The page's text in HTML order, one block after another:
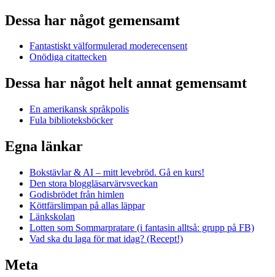
Dessa har något gemensamt
Fantastiskt välformulerad moderecensent
Onödiga citattecken
Dessa har något helt annat gemensamt
En amerikansk språkpolis
Fula biblioteksböcker
Egna länkar
Bokstävlar & AI – mitt levebröd. Gå en kurs!
Den stora bloggläsarvärvsveckan
Godisbrödet från himlen
Köttfärslimpan på allas läppar
Länkskolan
Lotten som Sommarpratare (i fantasin alltså: grupp på FB)
Vad ska du laga för mat idag? (Recept!)
Meta